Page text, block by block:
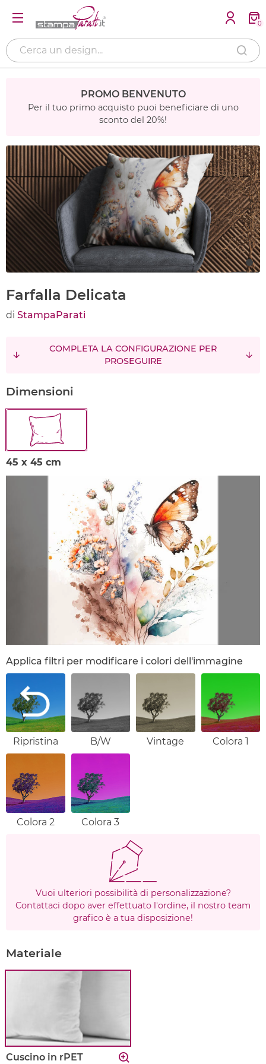
0
PROMO BENVENUTO
Per il tuo primo acquisto puoi beneficiare di uno
sconto del 20%!
Farfalla Delicata
di StampaParati
COMPLETA LA CONFIGURAZIONE PER
PROSEGUIRE
Dimensioni
45 x 45 cm
Applica filtri per modificare i colori dell'immagine
Ripristina B/W Vintage Colora 1
Colora 2 Colora 3
Vuoi ulteriori possibilità di personalizzazione?
Contattaci dopo aver effettuato l'ordine, il nostro team
grafico è a tua disposizione!
Materiale
Cuscino in rPET